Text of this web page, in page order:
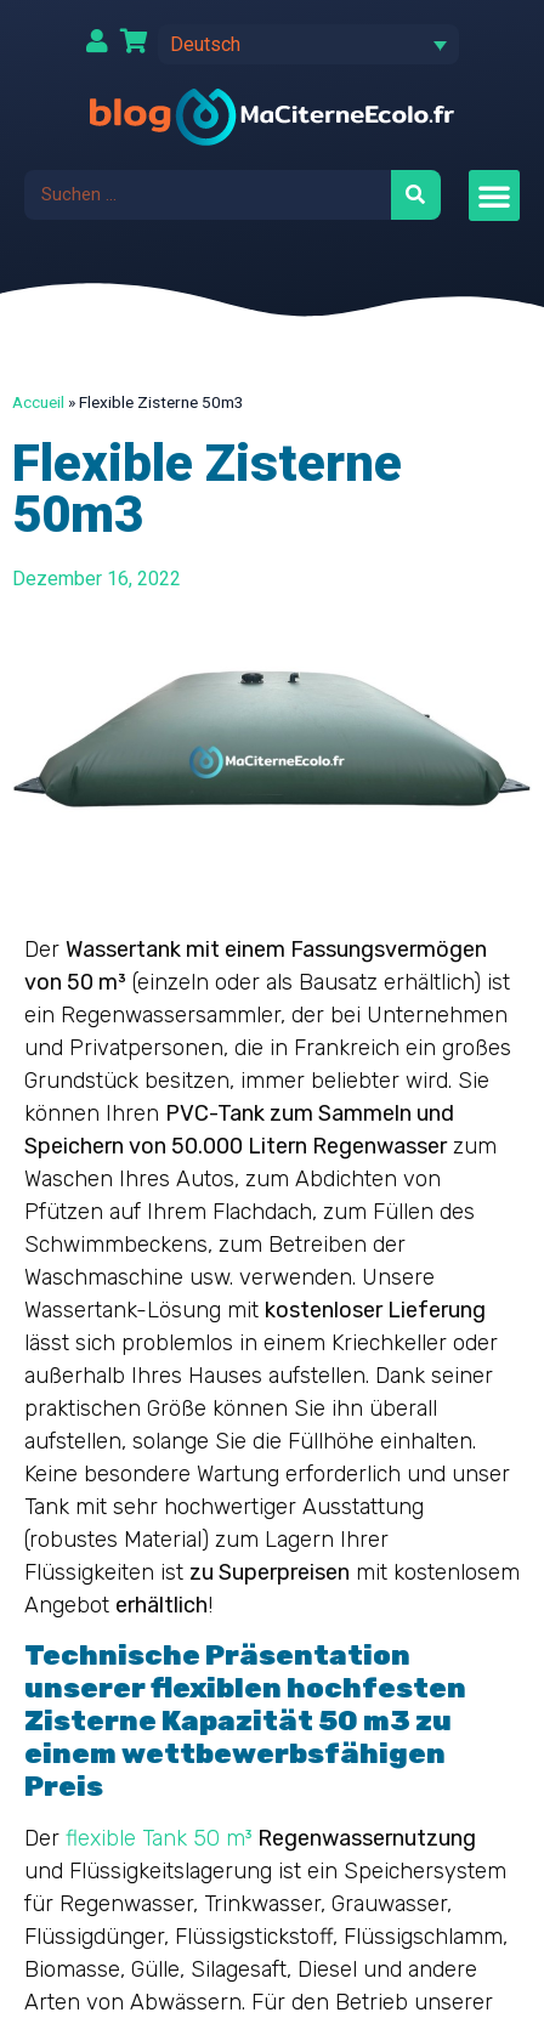
Deutsch
Accueil »Flexible Zisterne 50m3
Flexible Zisterne
50m3
Dezember 16, 2022
Der Wassertank mit einem Fassungsvermögen
von 50 m³ (einzeln oder als Bausatz erhältlich) ist
ein Regenwassersammler, der bei Unternehmen
und Privatpersonen, die in Frankreich ein großes
Grundstück besitzen, immer beliebter wird. Sie
können Ihren PVC-Tank zum Sammeln und
Speichern von 50.000 Litern Regenwasserzum
Waschen Ihres Autos, zum Abdichten von
Pfützen auf Ihrem Flachdach, zum Füllen des
Schwimmbeckens, zum Betreiben der
Waschmaschine usw. verwenden. Unsere
Wassertank-Lösung mit kostenloser Lieferung
lässt sich problemlos in einem Kriechkeller oder
außerhalb Ihres Hauses aufstellen. Dank seiner
praktischen Größe können Sie ihn überall
aufstellen, solange Sie die Füllhöhe einhalten.
Keine besondere Wartung erforderlich und unser
Tank mit sehr hochwertiger Ausstattung
(robustes Material) zum Lagern Ihrer
Flüssigkeiten ist zu Superpreisen mit kostenlosem
Angebot erhältlich!
Technische Präsentation
unserer flexiblen hochfesten
Zisterne Kapazität 50 m3 zu
einem wettbewerbsfähigen
Preis
Der flexible Tank 50 m³ Regenwassernutzung
und Flüssigkeitslagerung ist ein Speichersystem
für Regenwasser, Trinkwasser, Grauwasser,
Flüssigdünger, Flüssigstickstoff, Flüssigschlamm,
Biomasse, Gülle, Silagesaft, Diesel und andere
Arten von Abwässern. Für den Betrieb unserer